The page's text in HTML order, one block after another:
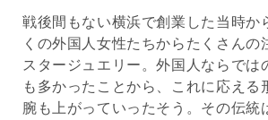
戦後間もない横浜で創業した当時か
くの外国人女性たちからたくさんの
スタージュエリー。外国人ならでは
も多かったことから、これに応える
腕も上がっていったそう。その伝統